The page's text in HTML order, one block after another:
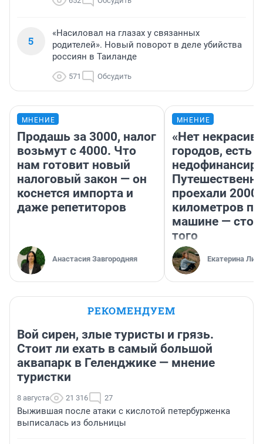
5
«Насиловал на глазах у связанных
родителей». Новый поворот в деле убийства
россиян в Таиланде
571 Обсудить
МНЕНИЕ
Продашь за 3000, налог
возьмут с 4000. Что
нам готовит новый
налоговый закон — он
коснется импорта и
даже репетиторов
Анастасия Завгородняя
МНЕНИЕ
«Нет
городов, есть
проехали 2000
километров по
машине —
того
Екатерина
РЕКОМЕНДУЕМ
Вой сирен, злые туристы и грязь.
Стоит ли ехать в самый большой
аквапарк в Геленджике — мнение
туристки
8 августа 21 316 27
Выжившая после атаки с кислотой петербурженка
выписалась из больницы